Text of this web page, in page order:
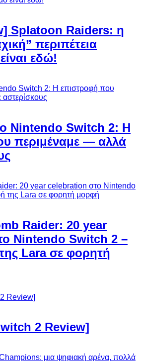
Splatoon Raiders: η
περιπέτεια
εδώ!
Nintendo Switch 2: Η
περιμέναμε — αλλά
Raider: 20 year
Nintendo Switch 2 –
Lara σε φορητή
2 Review]